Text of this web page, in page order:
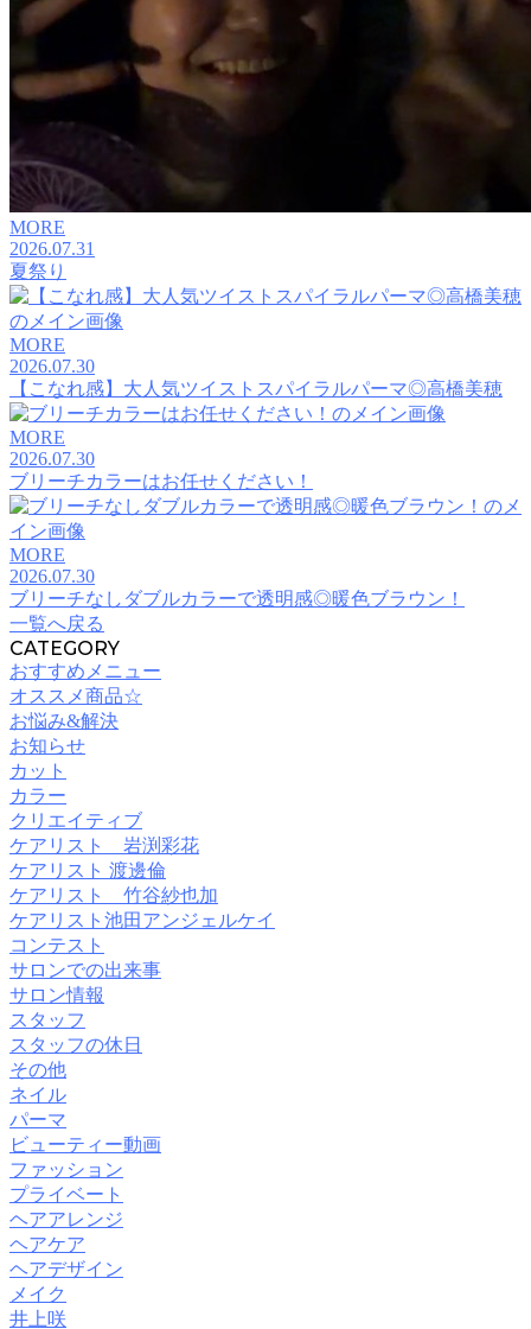
MORE
2026.07.31
夏祭り
MORE
2026.07.30
【こなれ感】大人気ツイストスパイラルパーマ◎高橋美穂
MORE
2026.07.30
ブリーチカラーはお任せください！
MORE
2026.07.30
ブリーチなしダブルカラーで透明感◎暖色ブラウン！
一覧へ戻る
CATEGORY
おすすめメニュー
オススメ商品☆
お悩み&解決
お知らせ
カット
カラー
クリエイティブ
ケアリスト 岩渕彩花
ケアリスト 渡邊倫
ケアリスト 竹谷紗也加
ケアリスト池田アンジェルケイ
コンテスト
サロンでの出来事
サロン情報
スタッフ
スタッフの休日
その他
ネイル
パーマ
ビューティー動画
ファッション
プライベート
ヘアアレンジ
ヘアケア
ヘアデザイン
メイク
井上咲